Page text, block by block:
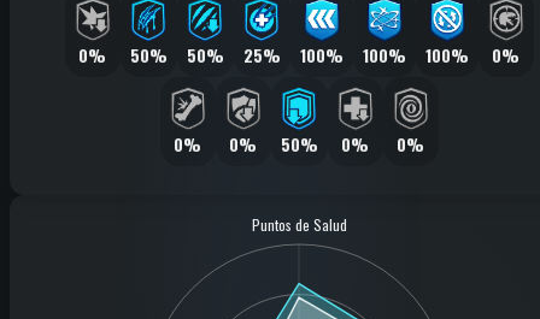
0% 50% 50% 25% 100% 100% 100% 0%
0% 0% 50% 0% 0%
Puntos de Salud